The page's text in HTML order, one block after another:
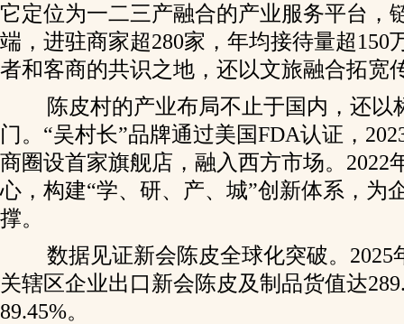
它定位为一二三产融合的产业服务平台，
端，进驻商家超280家，年均接待量超150
者和客商的共识之地，还以文旅融合拓宽
陈皮村的产业布局不止于国内，还以
门。“吴村长”品牌通过美国FDA认证，
商圈设首家旗舰店，融入西方市场。2022
心，构建“学、研、产、城”创新体系，为
撑。
数据见证新会陈皮全球化突破。
关辖区企业出口新会陈皮及制品货值达
89.45%。